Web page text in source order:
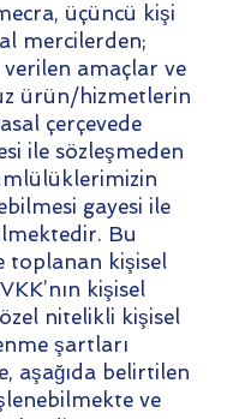
üçüncü kişi
mercilerden;
verilen amaçlar ve
ürün/hizmetlerin
çerçevede
ile sözleşmeden
gayesi ile
Bu
toplanan kişisel
kişisel
nitelikli kişisel
şartları
aşağıda belirtilen
ve